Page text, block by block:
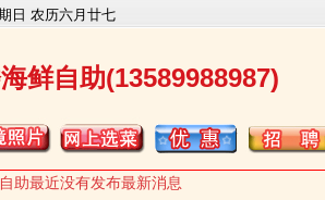
日 农历六月廿七
鲜自助(13589988987)
助最近没有发布最新消息